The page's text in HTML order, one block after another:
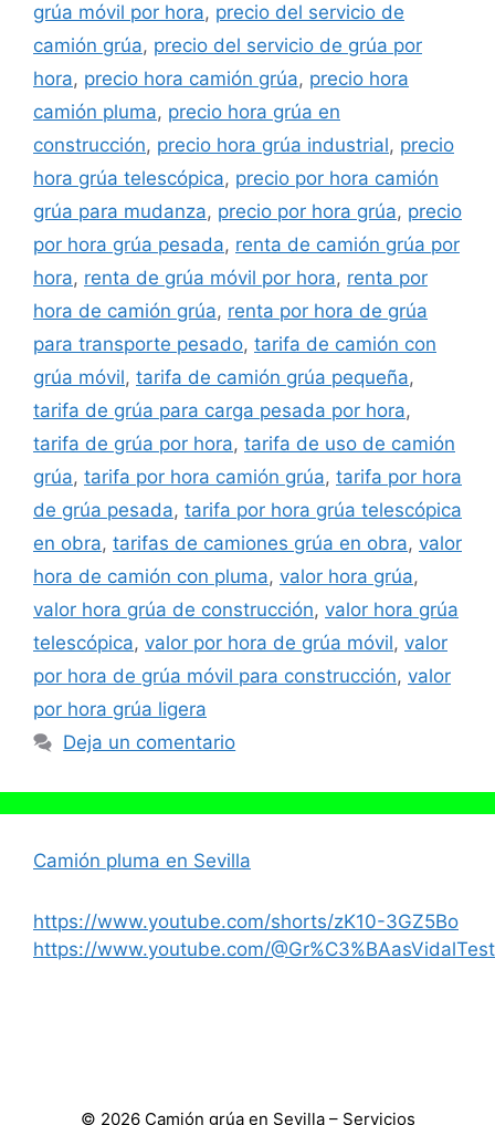
grúa móvil por hora, precio del servicio de
camión grúa, precio del servicio de grúa por
hora, precio hora camión grúa, precio hora
camión pluma, precio hora grúa en
construcción, precio hora grúa industrial, precio
hora grúa telescópica, precio por hora camión
grúa para mudanza, precio por hora grúa, precio
por hora grúa pesada, renta de camión grúa por
hora, renta de grúa móvil por hora, renta por
hora de camión grúa, renta por hora de grúa
para transporte pesado, tarifa de camión con
grúa móvil, tarifa de camión grúa pequeña,
tarifa de grúa para carga pesada por hora,
tarifa de grúa por hora, tarifa de uso de camión
grúa, tarifa por hora camión grúa, tarifa por hora
de grúa pesada, tarifa por hora grúa telescópica
en obra, tarifas de camiones grúa en obra, valor
hora de camión con pluma, valor hora grúa,
valor hora grúa de construcción, valor hora grúa
telescópica, valor por hora de grúa móvil, valor
por hora de grúa móvil para construcción, valor
por hora grúa ligera
Deja un comentario
Camión pluma en Sevilla
https://www.youtube.com/shorts/zK10-3GZ5Bo
https://www.youtube.com/
© 2026 Camión grúa en Sevilla – Servicios